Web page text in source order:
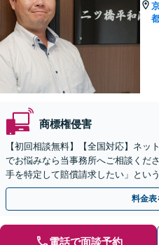
商標権侵害
【初回相談無料】【全国対応】ネッ
でお悩みなら当事務所へご相談くだ
手を特定して賠償請求したい」とい
します【メール・電話相談可】【土
料金表
電話で面談予約